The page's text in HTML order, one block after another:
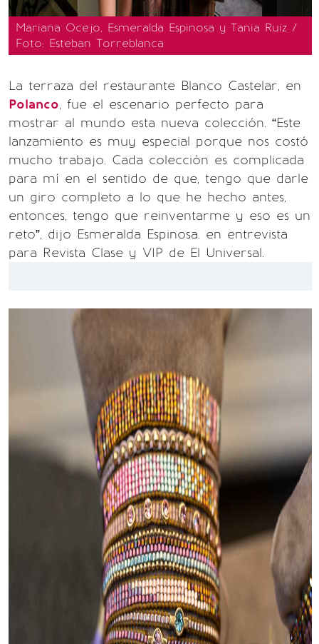
Mariana Ocejo, Esmeralda Espinosa y Tania Ruiz /
Foto: Esteban Torreblanca
La terraza del restaurante Blanco Castelar, en
Polanco, fue el escenario perfecto para
mostrar al mundo esta nueva colección. “Este
lanzamiento es muy especial porque nos costó
mucho trabajo. Cada colección es complicada
para mí en el sentido de que, tengo que darle
un giro completo a lo que he hecho antes,
entonces, tengo que reinventarme y eso es un
reto”, dijo Esmeralda Espinosa. en entrevista
para Revista Clase y VIP de El Universal.